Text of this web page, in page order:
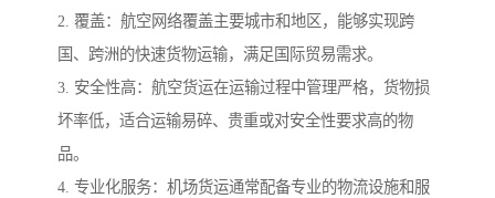
2. 覆盖：航空网络覆盖主要城市和地区，能够实现跨
国、跨洲的快速货物运输，满足国际贸易需求。
3. 安全性高：航空货运在运输过程中管理严格，货物损
坏率低，适合运输易碎、贵重或对安全性要求高的物
品。
4. 专业化服务：机场货运通常配备专业的物流设施和服